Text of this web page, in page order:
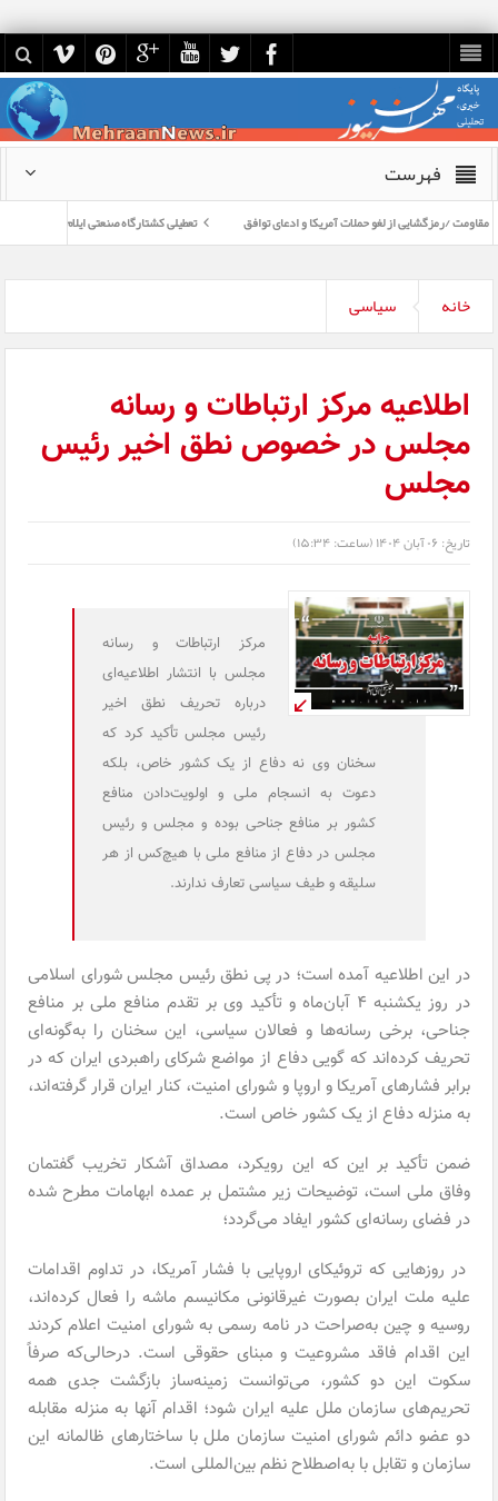
فهرست
/رمزگشایی از لغو حملات آمریکا و ادعای توافق
تعطیلی کشتارگاه صنعتی ایلام: نکروپلیتیک
خانه سیاسی
اطلاعیه مرکز ارتباطات و رسانه
مجلس در خصوص نطق اخیر رئیس
مجلس
تاریخ: ۰۶ آبان ۱۴۰۴ (ساعت: ۱۵:۳۴)
مرکز ارتباطات و رسانه
مجلس با انتشار اطلاعیه‌ای
درباره تحریف نطق اخیر
رئیس مجلس تأکید کرد که
سخنان وی نه دفاع از یک کشور خاص، بلکه
دعوت به انسجام ملی و اولویت‌دادن منافع
کشور بر منافع جناحی بوده و مجلس و رئیس
مجلس در دفاع از منافع ملی با هیچ‌کس از هر
سلیقه و طیف سیاسی تعارف ندارند.
در این اطلاعیه آمده است؛ در پی نطق رئیس مجلس شورای اسلامی
در روز یکشنبه ۴ آبان‌ماه و تأکید وی بر تقدم منافع ملی بر منافع
جناحی، برخی رسانه‌ها و فعالان سیاسی، این سخنان را به‌گونه‌ای
تحریف کرده‌اند که گویی دفاع از مواضع شرکای راهبردی ایران که در
برابر فشارهای آمریکا و اروپا و شورای امنیت، کنار ایران قرار گرفته‌اند،
به منزله دفاع از یک کشور خاص است.
ضمن تأکید بر این که این رویکرد، مصداق آشکار تخریب گفتمان
وفاق ملی است، توضیحات زیر مشتمل بر عمده ابهامات مطرح شده
در فضای رسانه‌ای کشور ایفاد می‌گردد؛
در روزهایی که تروئیکای اروپایی با فشار آمریکا، در تداوم اقدامات
علیه ملت ایران بصورت غیرقانونی مکانیسم ماشه را فعال کرده‌اند،
روسیه و چین به‌صراحت در نامه رسمی به شورای امنیت اعلام کردند
این اقدام فاقد مشروعیت و مبنای حقوقی است. درحالی‌که صرفاً
سکوت این دو کشور، می‌توانست زمینه‌ساز بازگشت جدی همه
تحریم‌های سازمان ملل علیه ایران شود؛ اقدام آنها به منزله مقابله
دو عضو دائم شورای امنیت سازمان ملل با ساختارهای ظالمانه این
سازمان و تقابل با به‌اصطلاح نظم بین‌المللی است.